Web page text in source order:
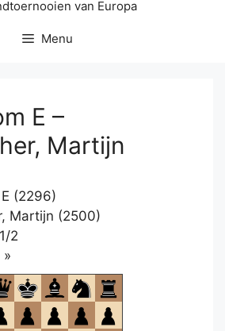
van Europa
Menu
E –
Martijn
(2296)
Martijn (2500)
2
om
te
openen.